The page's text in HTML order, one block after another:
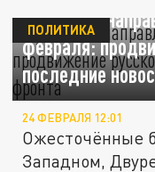
Купянское
февраля:
последние
ПОЛИТИКА
24 ФЕВРАЛЯ 12:01
Ожесточённые
Западном,